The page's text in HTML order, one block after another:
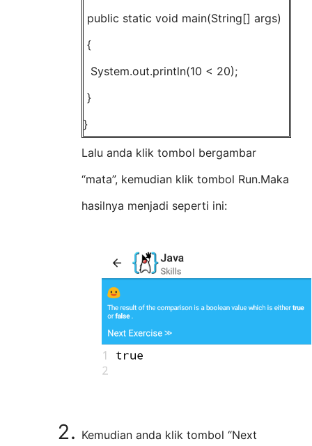
public static void main(String[] args)
{
System.out.println(10 < 20);
}
}
Lalu anda klik tombol bergambar
“mata”, kemudian klik tombol Run.Maka
hasilnya menjadi seperti ini:
Kemudian anda klik tombol “Next